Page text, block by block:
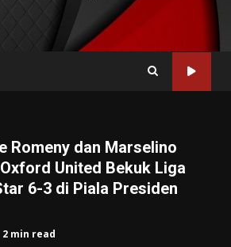
Romeny dan Marselino
United Bekuk Liga
6-3 di Piala Presiden
2 min read